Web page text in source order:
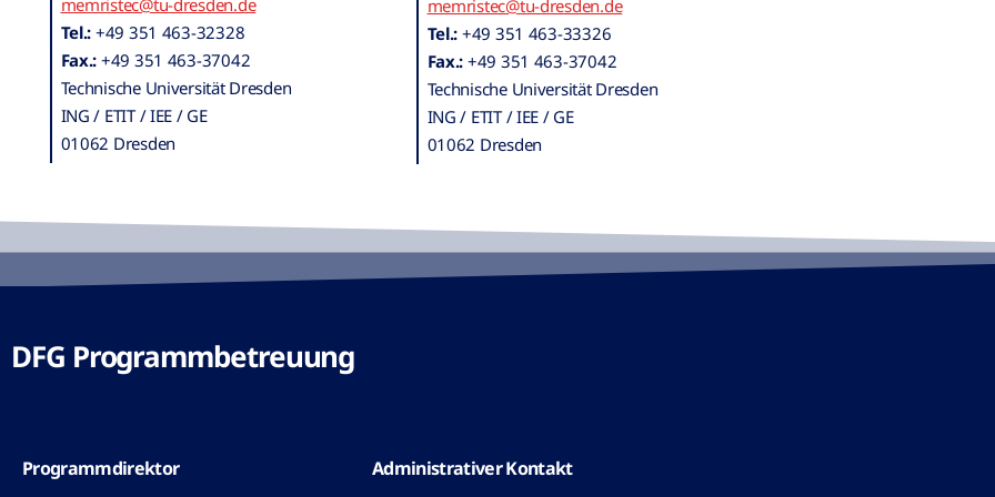
memristec@tu-dresden.de
Tel.: +49 351 463-32328
Fax.: +49 351 463-37042
Technische Universität Dresden
ING / ETIT / IEE / GE
01062 Dresden
memristec@tu-dresden.de
Tel.: +49 351 463-33326
Fax.: +49 351 463-37042
Technische Universität Dresden
ING / ETIT / IEE / GE
01062 Dresden
DFG Programmbetreuung
Programmdirektor Administrativer Kontakt